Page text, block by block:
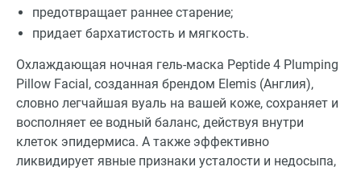
предотвращает раннее старение;
придает бархатистость и мягкость.
Охлаждающая ночная гель-маска Peptide 4 Plumping
Pillow Facial, созданная брендом Elemis (Англия),
словно легчайшая вуаль на вашей коже, сохраняет и
восполняет ее водный баланс, действуя внутри
клеток эпидермиса. А также эффективно
ликвидирует явные признаки усталости и недосыпа,